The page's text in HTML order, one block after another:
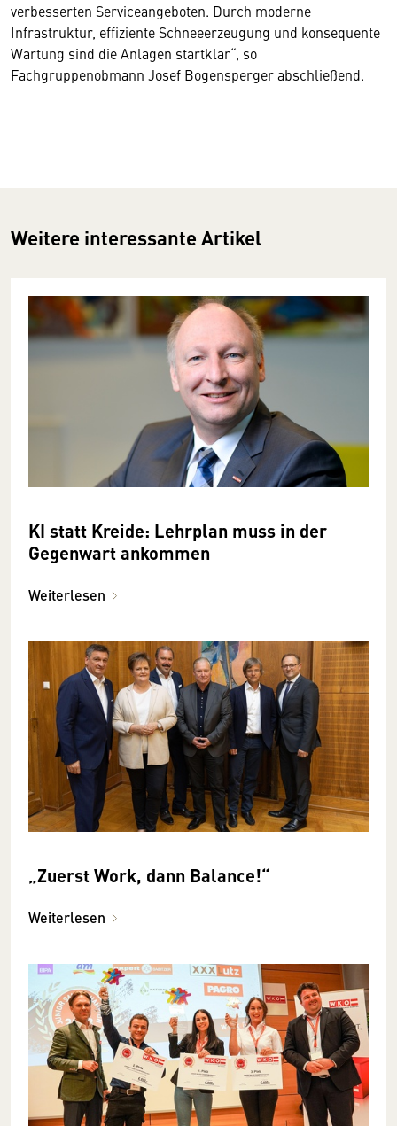
verbesserten Serviceangeboten. Durch moderne
Infrastruktur, effiziente Schneeerzeugung und konsequente
Wartung sind die Anlagen startklar“, so
Fachgruppenobmann Josef Bogensperger abschließend.
Weitere interessante Artikel
KI statt Kreide: Lehrplan muss in der
Gegenwart ankommen
Weiterlesen
„Zuerst Work, dann Balance!“
Weiterlesen